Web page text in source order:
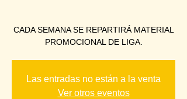
CADA SEMANA SE REPARTIRÁ MATERIAL
PROMOCIONAL DE LIGA.
Las entradas no están a la venta
Ver otros eventos